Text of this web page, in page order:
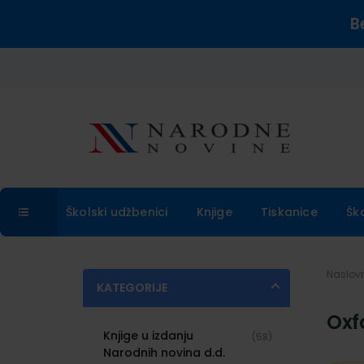
Školski udžbenici Knjige Tiskanice
KATEGORIJE
Knjige u izdanju
Narodnih novina d.d.
(58)